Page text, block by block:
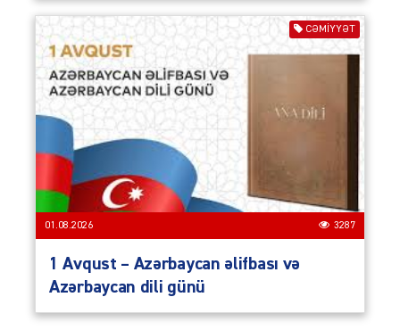
CƏMIYYƏT
01.08.2026 3287
1 Avqust – Azərbaycan əlifbası və
Azərbaycan dili günü